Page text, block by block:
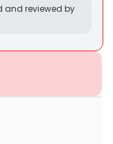
and reviewed by